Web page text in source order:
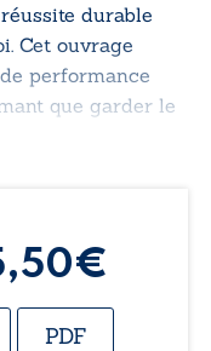
durable
Cet ouvrage
performance
que garder le
€
de
PDF